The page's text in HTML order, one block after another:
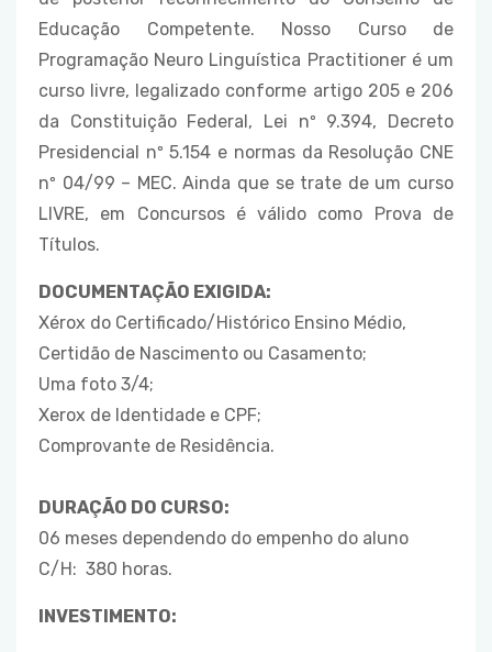
Educação Competente. Nosso Curso de
Programação Neuro Linguística Practitioner é um
curso livre, legalizado conforme artigo 205 e 206
da Constituição Federal, Lei nº 9.394, Decreto
Presidencial nº 5.154 e normas da Resolução CNE
nº 04/99 – MEC. Ainda que se trate de um curso
LIVRE, em Concursos é válido como Prova de
Títulos.
DOCUMENTAÇÃO EXIGIDA:
Xérox do Certificado/Histórico Ensino Médio,
Certidão de Nascimento ou Casamento;
Uma foto 3/4;
Xerox de Identidade e CPF;
Comprovante de Residência.
DURAÇÃO DO CURSO:
06 meses dependendo do empenho do aluno
C/H: 380 horas.
INVESTIMENTO: